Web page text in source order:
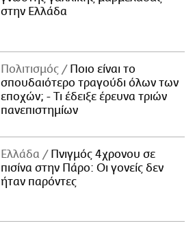
στην Ελλάδα
Πολιτισμός
Ποιο είναι το
σπουδαιότερο τραγούδι όλων των
εποχών; - Τι έδειξε έρευνα τριών
πανεπιστημίων
Ελλάδα
Πνιγμός 4χρονου σε
πισίνα στην Πάρο: Οι γονείς δεν
ήταν παρόντες